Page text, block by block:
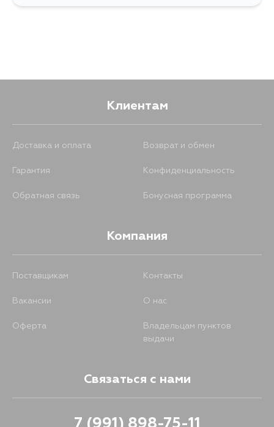
Клиентам
Доставка и оплата Возврат и обмен
Гарантия Конфиденциальность
Обратная связь Бонусная программа
Компания
Поставщикам Контакты
Вакансии О нас
Оферта
Владельцам пунктов
выдачи
Связаться с нами